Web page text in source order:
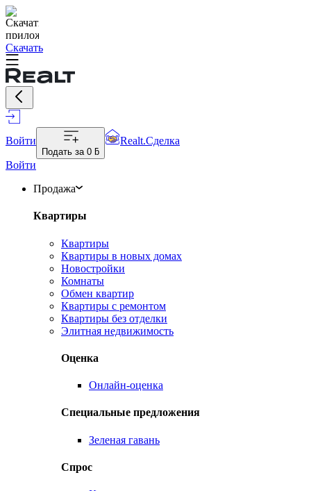
Скачать
Войти
Подать за 0 ƃ
Realt.Сделка
Войти
Продажа
Квартиры
Квартиры
Квартиры в новых домах
Новостройки
Комнаты
Обмен квартир
Квартиры с ремонтом
Квартиры без отделки
Элитная недвижимость
Оценка
Онлайн-оценка
Специальные предложения
Зеленая гавань
Спрос